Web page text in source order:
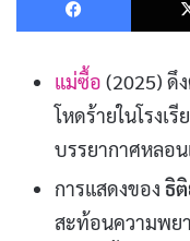
แม่ซื้อ (2025) ดึ
โหดร้ายในโรงเ
บรรยากาศหลอ
การแสดงของ ธิ
สะท้อนความพย